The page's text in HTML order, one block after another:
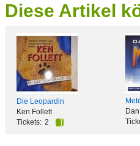
Diese Artikel
Die Leopardin
Ken Follett
Tickets: 2